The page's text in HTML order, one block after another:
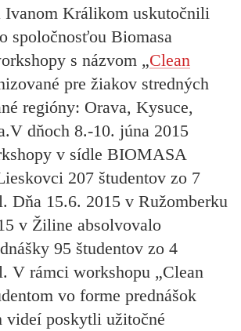
Ivanom Králikom uskutočnili
spoločnosťou Biomasa
s názvom „Clean
pre žiakov stredných
regióny: Orava, Kysuce,
V dňoch 8.-10. júna 2015
v sídle BIOMASA
207 študentov zo 7
Dňa 15.6. 2015 v Ružomberku
v Žiline absolvovalo
95 študentov zo 4
V rámci workshopu „Clean
vo forme prednášok
videí poskytli užitočné